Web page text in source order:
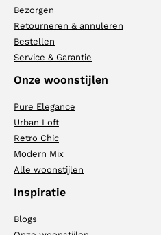
Bezorgen
Retourneren & annuleren
Bestellen
Service & Garantie
Onze woonstijlen
Pure Elegance
Urban Loft
Retro Chic
Modern Mix
Alle woonstijlen
Inspiratie
Blogs